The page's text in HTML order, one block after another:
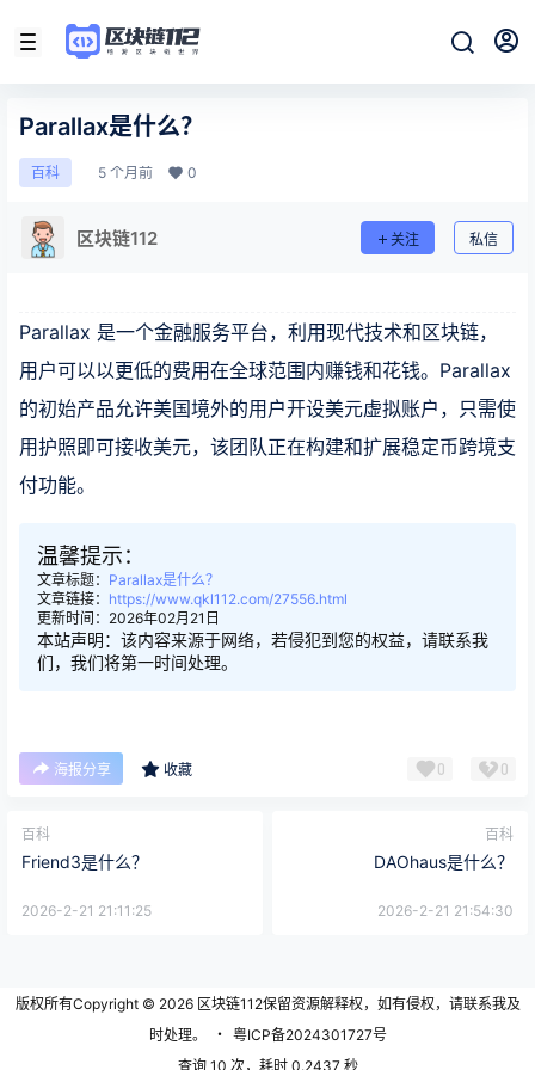
Parallax是什么？
百科 5 个月前 0
区块链112 关注 私信
Parallax 是一个金融服务平台，利用现代技术和区块链，
用户可以以更低的费用在全球范围内赚钱和花钱。Parallax
的初始产品允许美国境外的用户开设美元虚拟账户，只需使
用护照即可接收美元，该团队正在构建和扩展稳定币跨境支
付功能。
温馨提示：
文章标题： Parallax是什么？
文章链接： https://www.qkl112.com/27556.html
更新时间：2026年02月21日
本站声明：该内容来源于网络，若侵犯到您的权益，请联系我
们，我们将第一时间处理。
海报分享 收藏 0 0
百科
Friend3是什么？
2026-2-21 21:11:25
百科
DAOhaus是什么？
2026-2-21 21:54:30
版权所有Copyright © 2026区块链112保留资源解释权，如有侵权，请联系我及
时处理。
・ 粤ICP备2024301727号
查询 10 次，耗时 0.2437 秒